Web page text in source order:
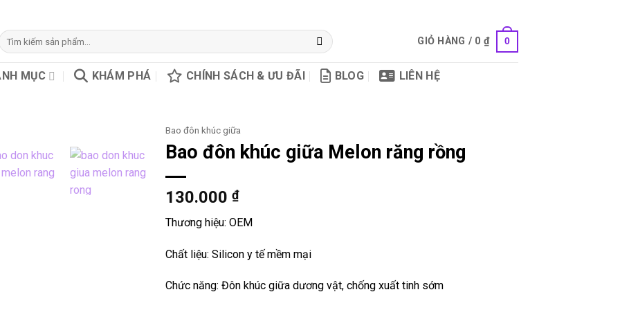
Tìm
kiếm:
GIỎ HÀNG / 0₫ 0
MỤC KHÁM PHÁ CHÍNH SÁCH & ƯU ĐÃI BLOG LIÊN HỆ
Bao đôn khúc giữa
Bao đôn khúc giữa Melon răng rồng
130.000 ₫
Thương hiệu: OEM
Chất liệu: Silicon y tế mềm mại
Chức năng: Đôn khúc giữa dương vật, chống xuất tinh sớm